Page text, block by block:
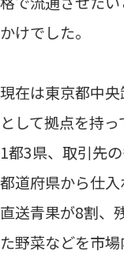
かけでした。
現在は東京都中
として拠点を持
1都3県、取引先
都道府県から仕
直送青果が8割、
た野菜などを市場